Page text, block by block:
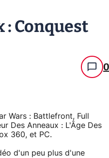
: Conquest
0
Wars : Battlefront, Full
Des Anneaux : L'Âge Des
360, et PC.
d'un peu plus d'une